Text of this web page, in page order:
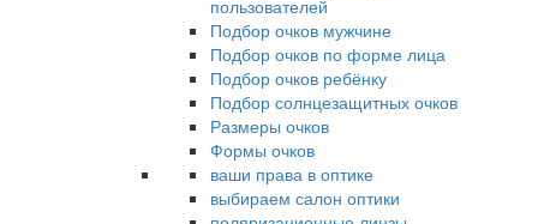
пользователей
Подбор очков мужчине
Подбор очков по форме лица
Подбор очков ребёнку
Подбор солнцезащитных очков
Размеры очков
Формы очков
ваши права в оптике
выбираем салон оптики